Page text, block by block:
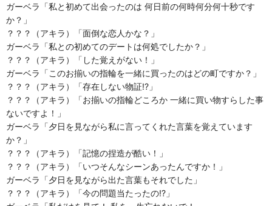
ガーベラ「私と初めて出会ったのは 何日前の何時何分何十秒です
か？」
？？？（アキラ）「面倒な恋人かな？」
ガーベラ「私との初めてのデートは何処でしたか？」
？？？（アキラ）「した覚えがない！」
ガーベラ「このお揃いの指輪を一緒に買ったのはどの町ですか？」
？？？（アキラ）「存在しない物証!?」
？？？（アキラ）「お揃いの指輪どころか 一緒に買い物すらした事
ないですよ！」
ガーベラ「夕日を見ながら私に言ってくれた言葉を覚えています
か？」
？？？（アキラ）「記憶の捏造が酷い！」
？？？（アキラ）「いつそんなシーンあったんですか！」
ガーベラ「夕日を見ながら出た言葉もそれでした」
？？？（アキラ）「今の問題当たったの!?」